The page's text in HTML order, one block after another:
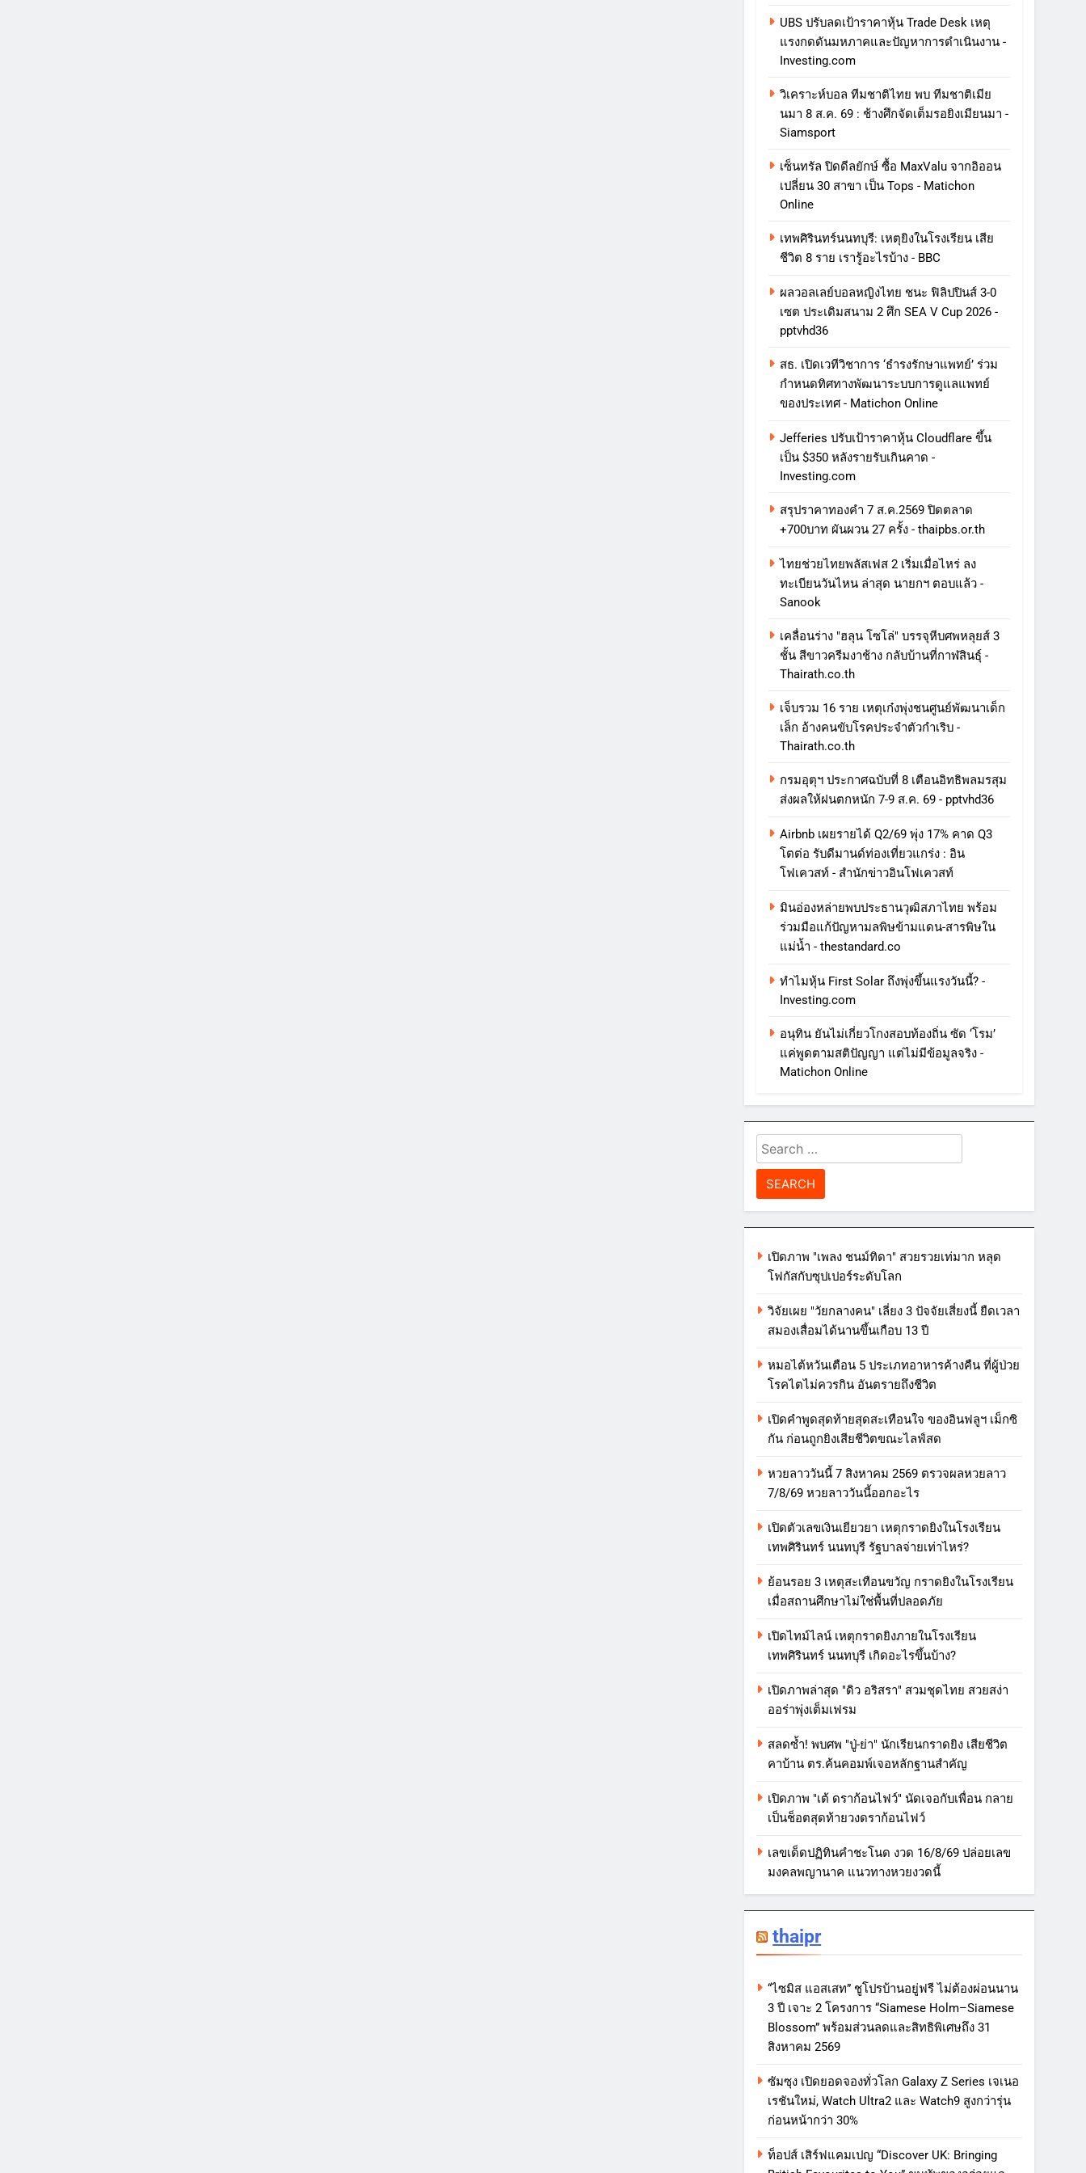
UBS ปรับลดเป้าราคาหุ้น Trade Desk เหตุ
แรงกดดันมหภาคและปัญหาการดําเนินงาน -
Investing.com
วิเคราะห์บอล ทีมชาติไทย พบ ทีมชาติเมีย
นมา 8 ส.ค. 69 : ช้างศึกจัดเต็มรอยิงเมียนมา -
Siamsport
เซ็นทรัล ปิดดีลยักษ์ ซื้อ MaxValu จากอิออน
เปลี่ยน 30 สาขา เป็น Tops - Matichon
Online
เทพศิรินทร์นนทบุรี: เหตุยิงในโรงเรียน เสีย
ชีวิต 8 ราย เรารู้อะไรบ้าง - BBC
ผลวอลเลย์บอลหญิงไทย ชนะ ฟิลิปปินส์ 3-0
เซต ประเดิมสนาม 2 ศึก SEA V Cup 2026 -
pptvhd36
สธ. เปิดเวทีวิชาการ ‘ธำรงรักษาแพทย์’ ร่วม
กำหนดทิศทางพัฒนาระบบการดูแลแพทย์
ของประเทศ - Matichon Online
Jefferies ปรับเป้าราคาหุ้น Cloudflare ขึ้น
เป็น $350 หลังรายรับเกินคาด -
Investing.com
สรุปราคาทองคำ 7 ส.ค.2569 ปิดตลาด
+700บาท ผันผวน 27 ครั้ง - thaipbs.or.th
ไทยช่วยไทยพลัสเฟส 2 เริ่มเมื่อไหร่ ลง
ทะเบียนวันไหน ล่าสุด นายกฯ ตอบแล้ว -
Sanook
เคลื่อนร่าง "ฮลุน โซโล่" บรรจุหีบศพหลุยส์ 3
ชั้น สีขาวครีมงาช้าง กลับบ้านที่กาฬสินธุ์ -
Thairath.co.th
เจ็บรวม 16 ราย เหตุเก๋งพุ่งชนศูนย์พัฒนาเด็ก
เล็ก อ้างคนขับโรคประจำตัวกำเริบ -
Thairath.co.th
กรมอุตุฯ ประกาศฉบับที่ 8 เตือนอิทธิพลมรสุม
ส่งผลให้ฝนตกหนัก 7-9 ส.ค. 69 - pptvhd36
Airbnb เผยรายได้ Q2/69 พุ่ง 17% คาด Q3
โตต่อ รับดีมานด์ท่องเที่ยวแกร่ง : อิน
โฟเควสท์ - สำนักข่าวอินโฟเควสท์
มินอ่องหล่ายพบประธานวุฒิสภาไทย พร้อม
ร่วมมือแก้ปัญหามลพิษข้ามแดน-สารพิษใน
แม่น้ำ - thestandard.co
ทําไมหุ้น First Solar ถึงพุ่งขึ้นแรงวันนี้? -
Investing.com
อนุทิน ยันไม่เกี่ยวโกงสอบท้องถิ่น ซัด ‘โรม’
แค่พูดตามสติปัญญา แต่ไม่มีข้อมูลจริง -
Matichon Online
Search
for:
เปิดภาพ "เพลง ชนม์ทิดา" สวยรวยเท่มาก หลุด
โฟกัสกับซุปเปอร์ระดับโลก
วิจัยเผย "วัยกลางคน" เลี่ยง 3 ปัจจัยเสี่ยงนี้ ยืดเวลา
สมองเสื่อมได้นานขึ้นเกือบ 13 ปี
หมอไต้หวันเตือน 5 ประเภทอาหารค้างคืน ที่ผู้ป่วย
โรคไตไม่ควรกิน อันตรายถึงชีวิต
เปิดคำพูดสุดท้ายสุดสะเทือนใจ ของอินฟลูฯ เม็กซิ
กัน ก่อนถูกยิงเสียชีวิตขณะไลฟ์สด
หวยลาววันนี้ 7 สิงหาคม 2569 ตรวจผลหวยลาว
7/8/69 หวยลาววันนี้ออกอะไร
เปิดตัวเลขเงินเยียวยา เหตุกราดยิงในโรงเรียน
เทพศิรินทร์ นนทบุรี รัฐบาลจ่ายเท่าไหร่?
ย้อนรอย 3 เหตุสะเทือนขวัญ กราดยิงในโรงเรียน
เมื่อสถานศึกษาไม่ใช่พื้นที่ปลอดภัย
เปิดไทม์ไลน์ เหตุกราดยิงภายในโรงเรียน
เทพศิรินทร์ นนทบุรี เกิดอะไรขึ้นบ้าง?
เปิดภาพล่าสุด "ดิว อริสรา" สวมชุดไทย สวยสง่า
ออร่าพุ่งเต็มเฟรม
สลดซ้ำ! พบศพ "ปู่-ย่า" นักเรียนกราดยิง เสียชีวิต
คาบ้าน ตร.ค้นคอมพ์เจอหลักฐานสำคัญ
เปิดภาพ "เต้ ดราก้อนไฟว์" นัดเจอกับเพื่อน กลาย
เป็นช็อตสุดท้ายวงดราก้อนไฟว์
เลขเด็ดปฏิทินคำชะโนด งวด 16/8/69 ปล่อยเลข
มงคลพญานาค แนวทางหวยงวดนี้
thaipr
“ไซมิส แอสเสท” ชูโปรบ้านอยู่ฟรี ไม่ต้องผ่อนนาน
3 ปี เจาะ 2 โครงการ “Siamese Holm–Siamese
Blossom” พร้อมส่วนลดและสิทธิพิเศษถึง 31
สิงหาคม 2569
ซัมซุง เปิดยอดจองทั่วโลก Galaxy Z Series เจเนอ
เรชันใหม่, Watch Ultra2 และ Watch9 สูงกว่ารุ่น
ก่อนหน้ากว่า 30%
ท็อปส์ เสิร์ฟแคมเปญ “Discover UK: Bringing